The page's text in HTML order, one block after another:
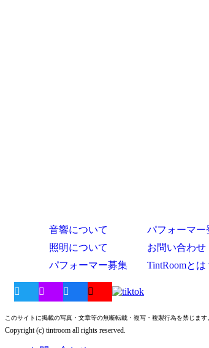
音響について
照明について
パフォーマー募集
パフォーマー
お問い合わせ
TintRoomとは
このサイトに掲載の写真・文章等の無断転載・複写・複製行為を禁じます
Copyright (c) tintroom all rights reserved.